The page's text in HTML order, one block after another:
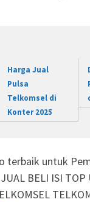
Harga Jual
Pulsa
Telkomsel di
Konter 2025
terbaik untuk
BELI ISI TOP